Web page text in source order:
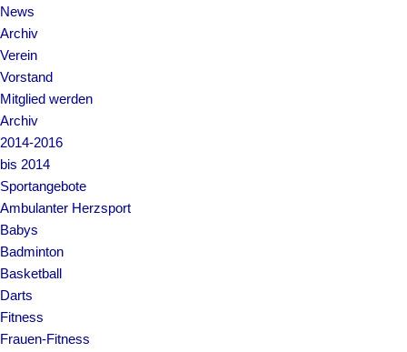
News
Archiv
Verein
Vorstand
Mitglied werden
Archiv
2014-2016
bis 2014
Sportangebote
Ambulanter Herzsport
Babys
Badminton
Basketball
Darts
Fitness
Frauen-Fitness